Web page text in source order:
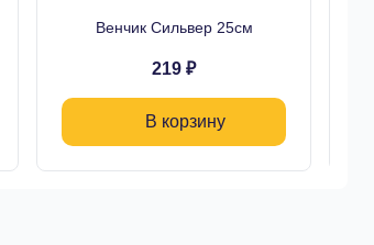
Венчик Сильвер 25см
219 ₽
В корзину